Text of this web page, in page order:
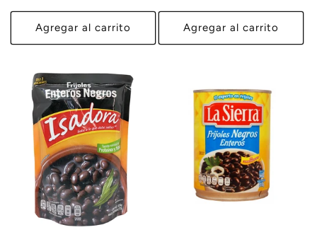
Agregar al carrito Agregar al carrito